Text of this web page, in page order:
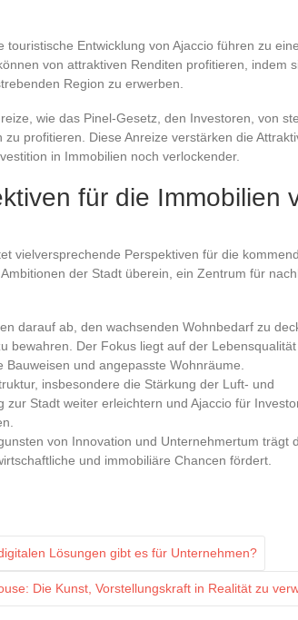
touristische Entwicklung von Ajaccio führen zu
von attraktiven Renditen profitieren, indem
Region zu erwerben.
wie das Pinel-Gesetz, den Investoren, von
profitieren. Diese Anreize verstärken die
in Immobilien noch verlockender.
für die Immobilien
vielversprechende Perspektiven für die
der Stadt überein, ein Zentrum für
darauf ab, den wachsenden Wohnbedarf zu
bewahren. Der Fokus liegt auf der
und angepasste Wohnräume.
insbesondere die Stärkung der Luft- und
zur Stadt weiter erleichtern und Ajaccio für
von Innovation und Unternehmertum trägt
und immobiliäre Chancen fördert.
Lösungen gibt es für Unternehmen?
Die Kunst, Vorstellungskraft in Realität zu